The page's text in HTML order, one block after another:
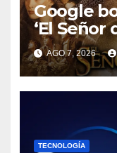
Google
‘El Señor
reabre el
AGO 7, 2026
TECNOLOGÍA